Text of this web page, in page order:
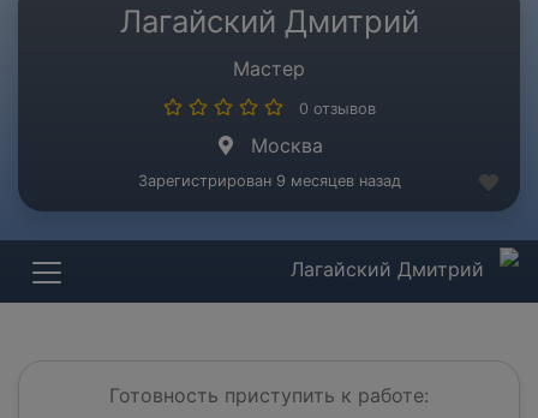
Лагайский Дмитрий
Мастер
0 отзывов
Москва
Зарегистрирован 9 месяцев назад
Лагайский Дмитрий
Готовность приступить к работе: